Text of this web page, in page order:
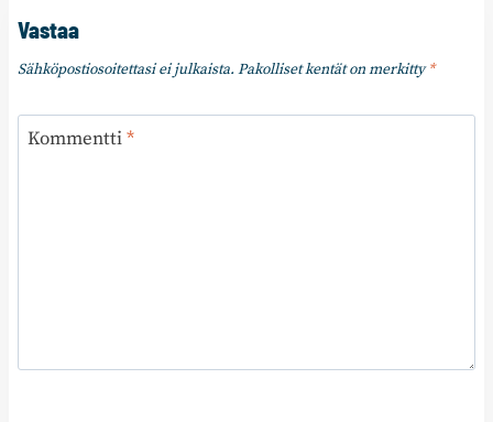
Vastaa
Sähköpostiosoitettasi ei julkaista. Pakolliset kentät on merkitty*
Kommentti*